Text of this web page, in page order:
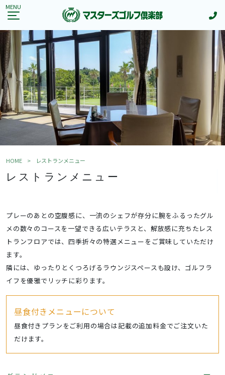
コース
中コース
東コース
料金
競技情報
新規会員登録について
アクセス
よくあるご質問
マスターズゴルフガーデン 三木
マスターズゴルフガーデン 多田院
ご予約のご案内
メンバーログイン
ビジター様ご予約
レストランメニュー
HOME レストランメニュー
プレーのあとの空腹感に、一流のシェフが存分に腕をふるったグル
メの数々のコースを一望できる広いテラスと、解放感に充ちたレス
トランフロアでは、四季折々の特選メニューをご賞味していただけ
ます。
隣には、ゆったりとくつろげるラウンジスペースも設け、ゴルフラ
イフを優雅でリッチに彩ります。
昼食付きメニューについて
昼食付きプランをご利用の場合は記載の追加料金でご注文いた
だけます。